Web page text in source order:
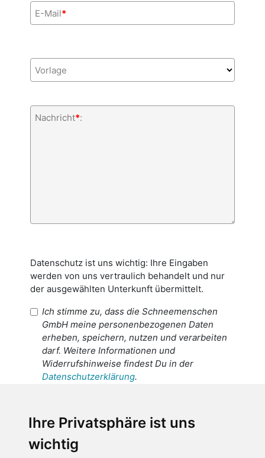
Ihre Privatsphäre ist uns
wichtig
E-Mail*
Vorlage
Nachricht*:
Datenschutz ist uns wichtig: Ihre Eingaben
werden von uns vertraulich behandelt und nur
der ausgewählten Unterkunft übermittelt.
Ich stimme zu, dass die Schneemenschen
GmbH meine personenbezogenen Daten
erheben, speichern, nutzen und verarbeiten
darf. Weitere Informationen und
Widerrufshinweise findest Du in der
Datenschutzerklärung.
personenbezogenen Daten an den
Empfänger dieser Nachricht weitergeleitet
werden dürfen. Weitere Informationen und